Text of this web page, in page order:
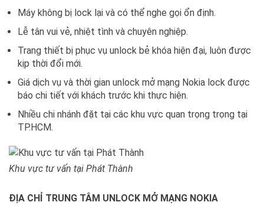
Máy không bị lock lại và có thể nghe gọi ổn định.
Lễ tân vui vẻ, nhiệt tình và chuyên nghiệp.
Trang thiết bị phục vụ unlock bẻ khóa hiện đại, luôn được
kịp thời đổi mới.
Giá dịch vụ và thời gian unlock mở mạng Nokia lock được
báo chi tiết với khách trước khi thực hiện.
Nhiều chi nhánh đặt tại các khu vực quan trọng trọng tại
TP.HCM.
Khu vực tư vấn tại Phát Thành
ĐỊA CHỈ TRUNG TÂM UNLOCK MỞ MẠNG NOKIA